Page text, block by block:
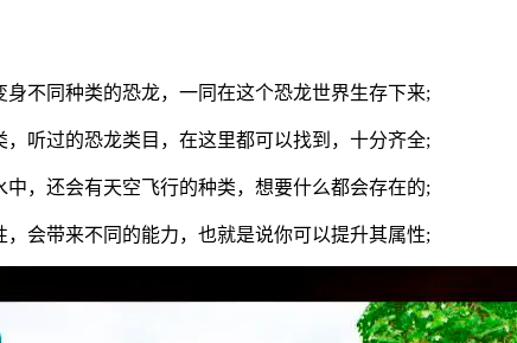
不同种类的恐龙，一同在这个恐龙世界生存下来;
听过的恐龙类目，在这里都可以找到，十分齐全;
，还会有天空飞行的种类，想要什么都会存在的;
会带来不同的能力，也就是说你可以提升其属性;